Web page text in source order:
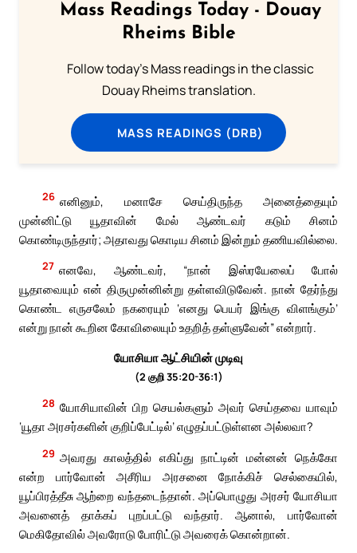
Mass Readings Today - Douay
Rheims Bible
Follow today's Mass readings in the classic
Douay Rheims translation.
MASS READINGS (DRB)
26 எனினும், மனாசே செய்திருந்த அனைத்தையும்
முன்னிட்டு யூதாவின் மேல் ஆண்டவர் கடும் சினம்
கொண்டிருந்தார்; அதாவது கொடிய சினம் இன்றும் தணியவில்லை.
27 எனவே, ஆண்டவர், “நான் இஸ்ரயேலைப் போல்
யூதாவையும் என் திருமுன்னின்று தள்ளவிடுவேன். நான் தேர்ந்து
கொண்ட எருசலேம் நகரையும் ‘எனது பெயர் இங்கு விளங்கும்’
என்று நான் கூறின கோவிலையும் உதறித் தள்ளுவேன்” என்றார்.
யோசியா ஆட்சியின் முடிவு
(2 குறி 35:20-36:1)
28 யோசியாவின் பிற செயல்களும் அவர் செய்தவை யாவும்
‘யூதா அரசர்களின் குறிப்பேட்டில்’ எழுதப்பட்டுள்ளன அல்லவா?
29 அவரது காலத்தில் எகிப்து நாட்டின் மன்னன் நெக்கோ
என்ற பார்வோன் அசீரிய அரசனை நோக்கிச் செல்கையில்,
யூப்பிரத்தீசு ஆற்றை வந்தடைந்தான். அப்பொழுது அரசர் யோசியா
அவனைத் தாக்கப் புறப்பட்டு வந்தார். ஆனால், பார்வோன்
மெகிதோவில் அவரோடு போரிட்டு அவரைக் கொன்றான்.